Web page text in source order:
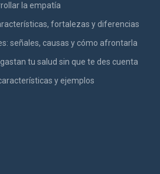
la empatía
fortalezas y diferencias
señales, causas y cómo afrontarla
tu salud sin que te des cuenta
y ejemplos